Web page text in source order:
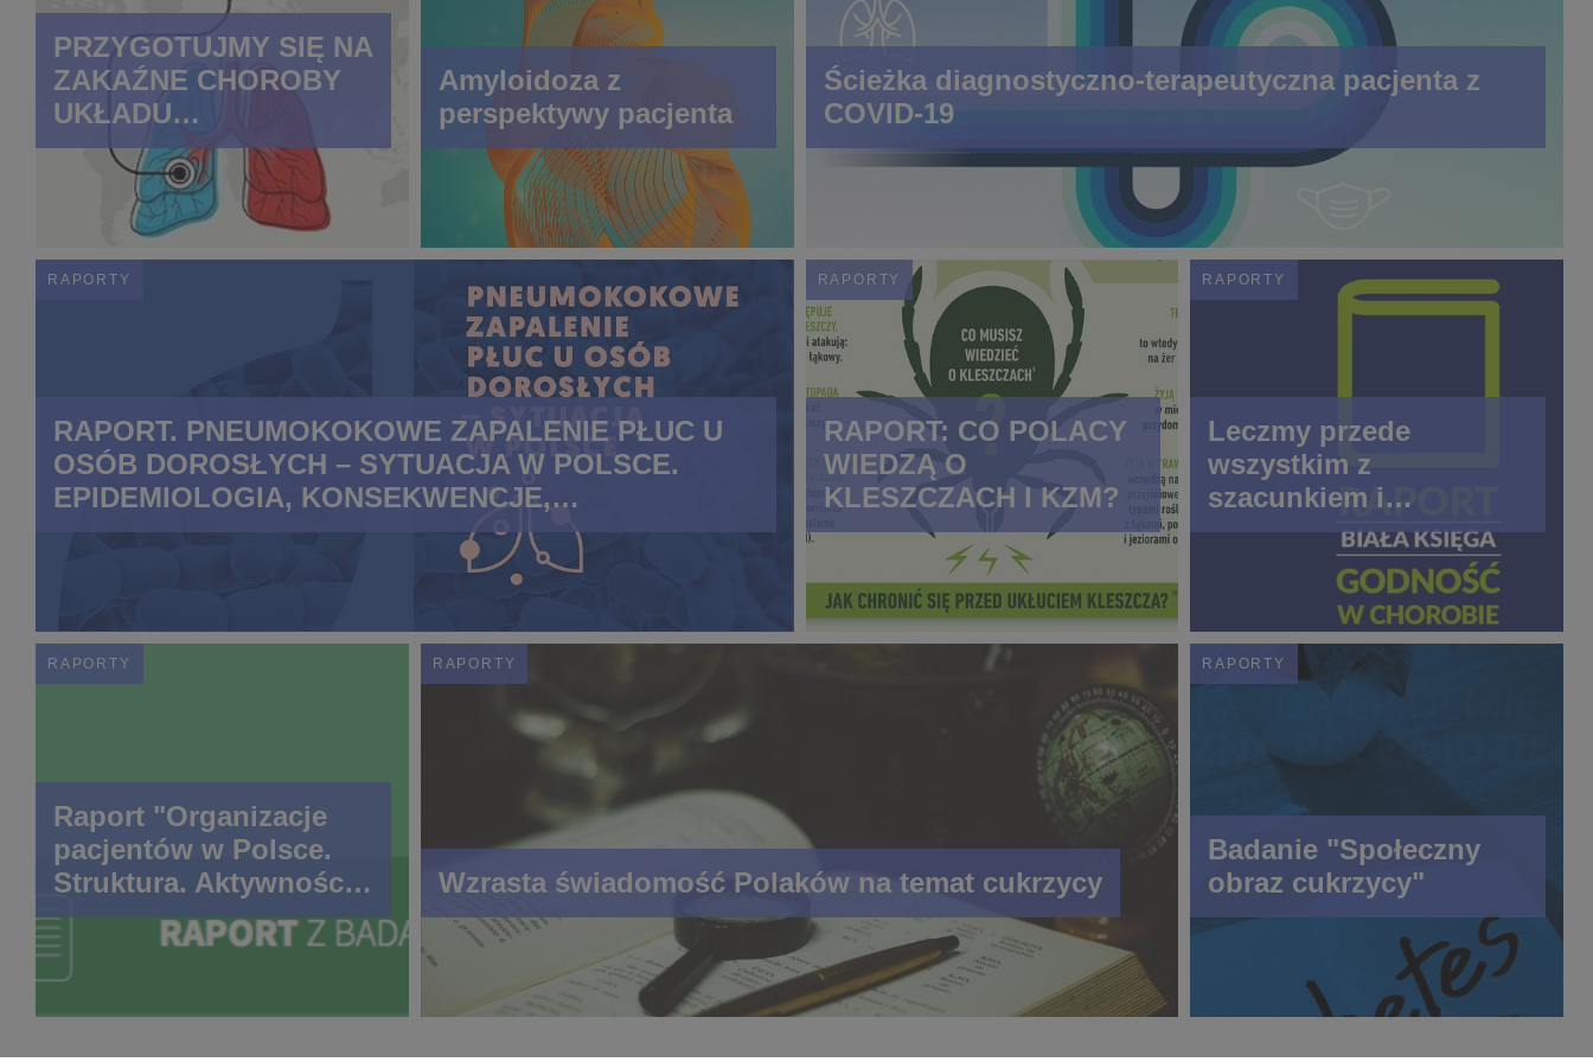
PRZYGOTUJMY SIĘ NA
ZAKAŹNE CHOROBY
UKŁADU
ODDECHOWEGO
Amyloidoza z
perspektywy pacjenta
Ścieżka diagnostyczno-terapeutyczna pacjenta z
COVID-19
RAPORTY
RAPORT. PNEUMOKOKOWE ZAPALENIE PŁUC U
OSÓB DOROSŁYCH – SYTUACJA W POLSCE.
EPIDEMIOLOGIA, KONSEKWENCJE,
PROFILAKTYKA.
RAPORTY
RAPORT: CO POLACY
WIEDZĄ O
KLESZCZACH I KZM?
RAPORTY
Leczmy przede
wszystkim z
szacunkiem i
godnoscią!
RAPORTY
Raport "Organizacje
pacjentów w Polsce.
Struktura. Aktywności.
Potrzeby"
RAPORTY
Wzrasta świadomość Polaków na temat cukrzycy
RAPORTY
Badanie "Społeczny
obraz cukrzycy"